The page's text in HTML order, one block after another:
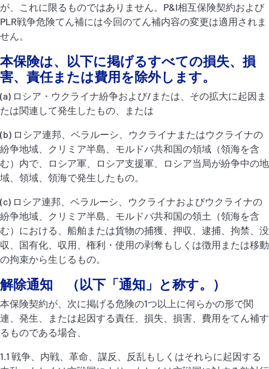
が、これに限るものではありません。P&I相互保険契約および
PLR戦争危険てん補には今回のてん補内容の変更は適用されま
せん。
本保険は、以下に掲げるすべての損失、損
害、責任または費用を除外します。
(a) ロシア・ウクライナ紛争および/または、その拡大に起因ま
たは関連して発生したもの、または
(b) ロシア連邦、ベラルーシ、ウクライナまたはウクライナの
紛争地域、クリミア半島、モルドバ共和国の領域（領海を含
む）内で、ロシア軍、ロシア支援軍、ロシア当局が紛争中の地
域、領域、領海で発生したもの。
(c) ロシア連邦、ベラルーシ、ウクライナおよびウクライナの
紛争地域、クリミア半島、モルドバ共和国の領土（領海を含
む）における、船舶または貨物の捕獲、押収、逮捕、拘禁、没
収、国有化、収用、権利・使用の剥奪もしくは徴用または移動
の拘束から生じるもの。
解除通知 （以下「通知」と称す。）
本保険契約が、次に掲げる危険の1つ以上に何らかの形で関
連、発生、または起因する責任、損失、損害、費用をてん補す
るものである場合、
1.1 戦争、内戦、革命、謀反、反乱もしくはそれらに起因する